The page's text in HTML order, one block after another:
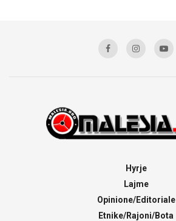
Hyrje
Lajme
Opinione/Editoriale
Etnike/Rajoni/Bota